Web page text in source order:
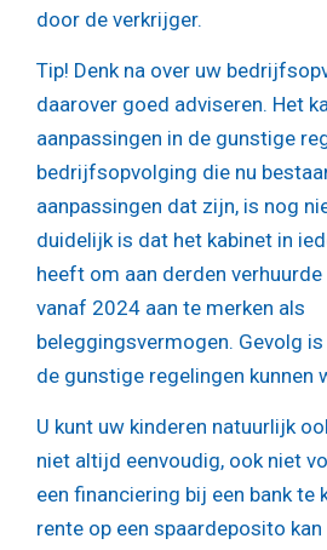
door de verkrijger.
Tip! Denk na over uw
daarover goed adviseren. Het
aanpassingen in de gunstige
bedrijfsopvolging die nu
aanpassingen dat zijn, is nog
duidelijk is dat het kabinet in
heeft om aan derden
vanaf 2024 aan te merken als
beleggingsvermogen. Gevolg
de gunstige regelingen kunnen
U kunt uw kinderen natuurlijk
niet altijd eenvoudig, ook niet
een financiering bij een bank te
rente op een spaardeposito